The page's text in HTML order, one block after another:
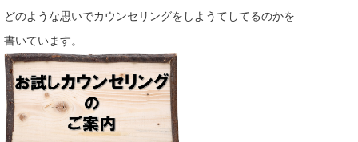
どのような思いでカウンセリングをしようてしてるのかを
書いています。